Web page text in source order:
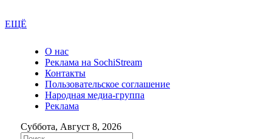
ЕЩЁ
О нас
Реклама на SochiStream
Контакты
Пользовательское соглашение
Народная медиа-группа
Реклама
Суббота, Август 8, 2026